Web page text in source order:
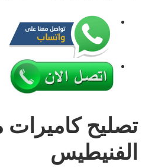
تصليح كاميرات
الفنيطيس